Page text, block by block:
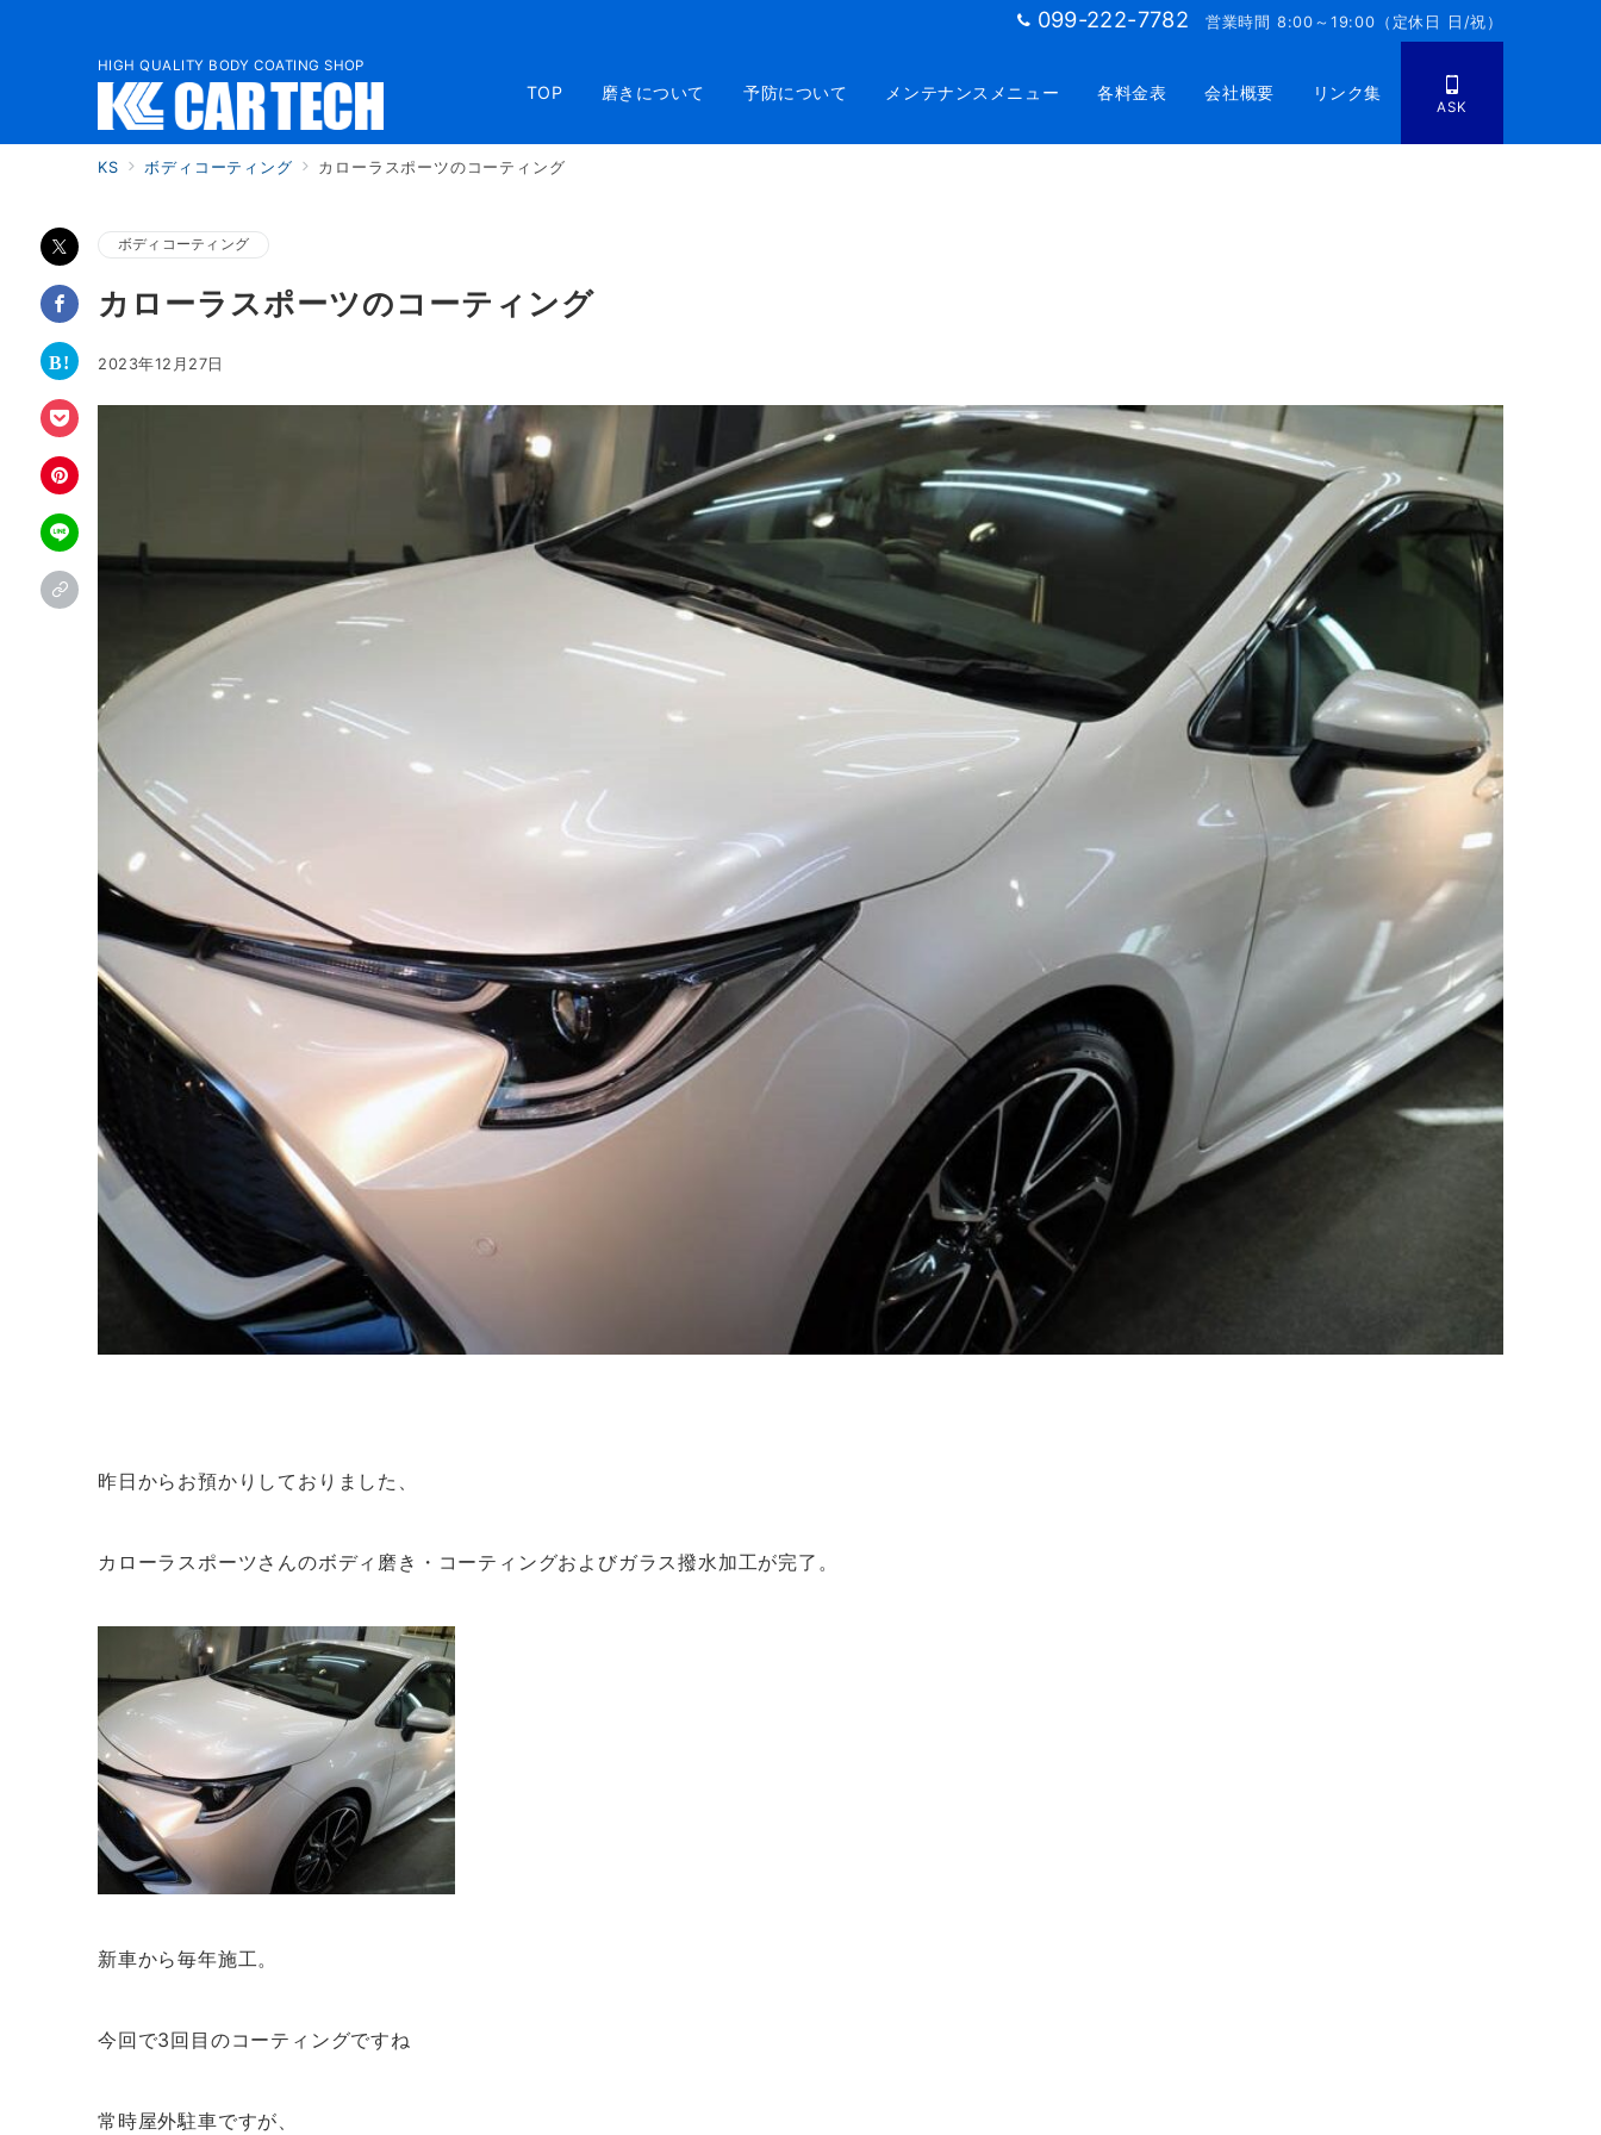
099-222-7782 営業時間 8:00～19:00（定休日 日/祝）
HIGH QUALITY BODY COATING SHOP
TOP 磨きについて 予防について メンテナンスメニュー 各料金表 会社概要 リンク集
ASK
KS ボディコーティング カローラスポーツのコーティング
ボディコーティング
カローラスポーツのコーティング
2023年12月27日
昨日からお預かりしておりました、
カローラスポーツさんのボディ磨き・コーティングおよびガラス撥水加工が完了。
新車から毎年施工。
今回で3回目のコーティングですね
常時屋外駐車ですが、